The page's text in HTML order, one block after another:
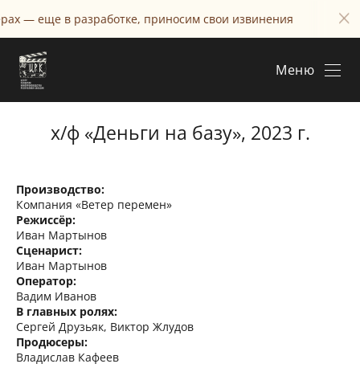
в разработке, приносим свои извинения
Меню
х/ф «Деньги на базу», 2023 г.
Производство:
Компания «Ветер перемен»
Режиссёр:
Иван Мартынов
Сценарист:
Иван Мартынов
Оператор:
Вадим Иванов
В главных ролях:
Сергей Друзьяк, Виктор Жлудов
Продюсеры:
Владислав Кафеев